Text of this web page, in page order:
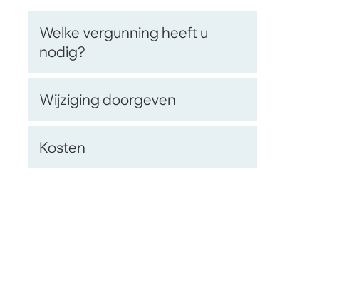
Op
deze
pagina
Welke vergunning heeft u
nodig?
Wijziging doorgeven
Kosten